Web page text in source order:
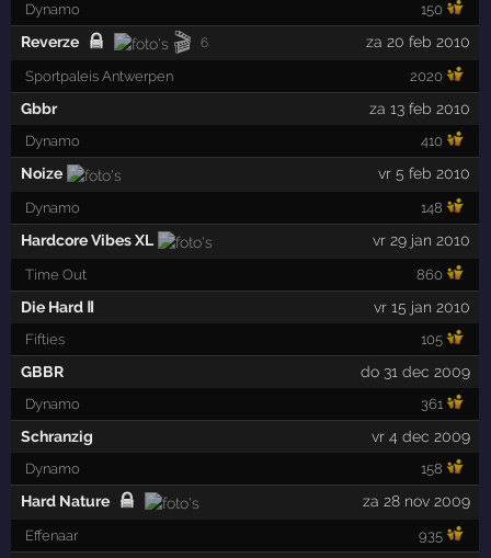
Dynamo 150
Reverze 🎬 6 za 20 feb 2010
Sportpaleis Antwerpen 2020
Gbbr za 13 feb 2010
Dynamo 410
Noize vr 5 feb 2010
Dynamo 148
Hardcore Vibes XL vr 29 jan 2010
Time Out 860
Die Hard Ⅱ vr 15 jan 2010
Fifties 105
GBBR do 31 dec 2009
Dynamo 361
Schranzig vr 4 dec 2009
Dynamo 158
Hard Nature za 28 nov 2009
Effenaar 935